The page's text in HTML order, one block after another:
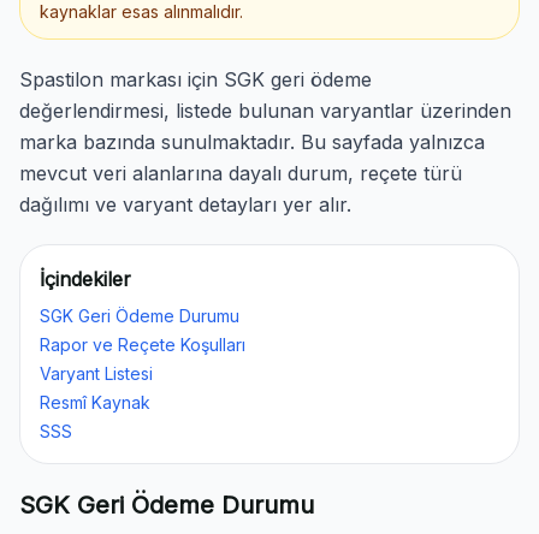
kaynaklar esas alınmalıdır.
Spastilon markası için SGK geri ödeme
değerlendirmesi, listede bulunan varyantlar üzerinden
marka bazında sunulmaktadır. Bu sayfada yalnızca
mevcut veri alanlarına dayalı durum, reçete türü
dağılımı ve varyant detayları yer alır.
İçindekiler
SGK Geri Ödeme Durumu
Rapor ve Reçete Koşulları
Varyant Listesi
Resmî Kaynak
SSS
SGK Geri Ödeme Durumu